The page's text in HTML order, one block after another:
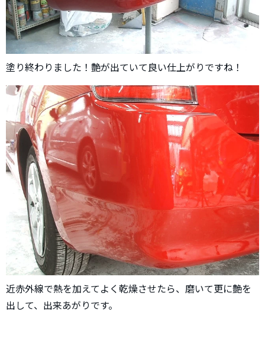
塗り終わりました！艶が出ていて良い仕上がりですね！
近赤外線で熱を加えてよく乾燥させたら、磨いて更に艶を
出して、出来あがりです。